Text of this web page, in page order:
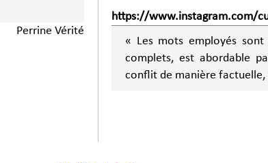
Perrine Vérité
https://www.instagram.com/
« Les mots employés
complets, est abordable
conflit de manière